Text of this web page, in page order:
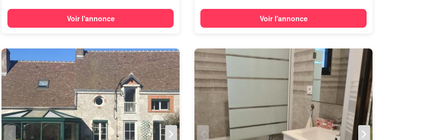
Voir l'annonce Voir l'annonce